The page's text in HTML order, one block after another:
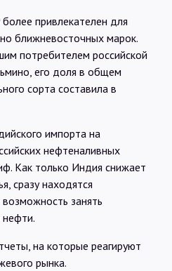
привлекателен для
ближневосточных марок.
потребителем российской
его доля в общем
сорта составила в
импорта на
нефтеналивных
Как только Индия снижает
сразу находятся
занять
на которые реагируют
рынка.